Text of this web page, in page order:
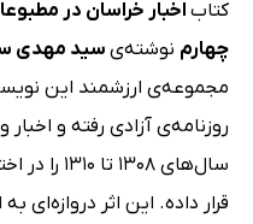
کتاب اخبار خراسان در
چهارم نوشته‌ی سید مهدی
مجموعه‌ی ارزشمند این
روزنامه‌ی آزادی رفته و
سال‌های
قرار داده. این اثر دروازه‌ای